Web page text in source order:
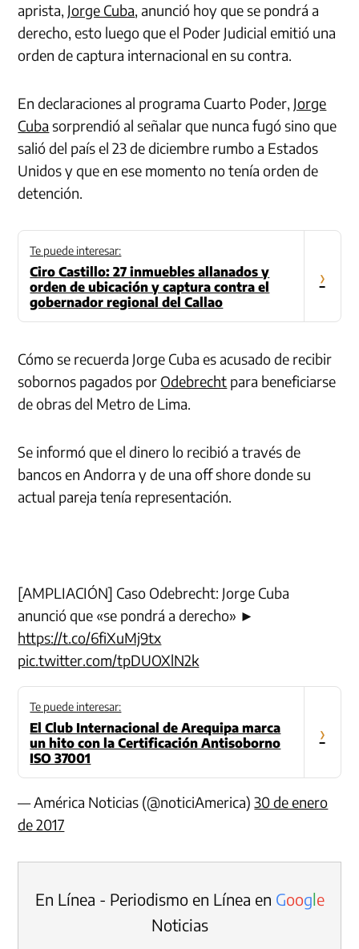
aprista, Jorge Cuba, anunció hoy que se pondrá a
derecho, esto luego que el Poder Judicial emitió una
orden de captura internacional en su contra.
En declaraciones al programa Cuarto Poder, Jorge
Cuba sorprendió al señalar que nunca fugó sino que
salió del país el 23 de diciembre rumbo a Estados
Unidos y que en ese momento no tenía orden de
detención.
Te puede interesar:
Ciro Castillo: 27 inmuebles allanados y
orden de ubicación y captura contra el
gobernador regional del Callao
›
Cómo se recuerda Jorge Cuba es acusado de recibir
sobornos pagados por Odebrecht para beneficiarse
de obras del Metro de Lima.
Se informó que el dinero lo recibió a través de
bancos en Andorra y de una off shore donde su
actual pareja tenía representación.
[AMPLIACIÓN] Caso Odebrecht: Jorge Cuba
anunció que «se pondrá a derecho» ►
https://t.co/6fiXuMj9tx
pic.twitter.com/tpDUOXlN2k
Te puede interesar:
El Club Internacional de Arequipa marca
un hito con la Certificación Antisoborno
ISO 37001
›
— América Noticias (@noticiAmerica)30 de enero
de 2017
En Línea - Periodismo en Línea en Google
Noticias